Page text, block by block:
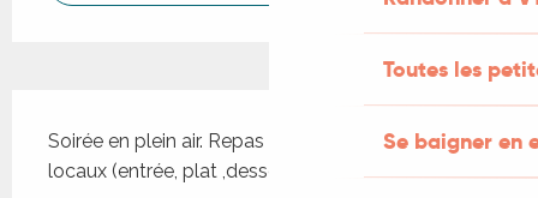
Toutes les
Se baigner en
Soirée en plein air. Repas à base de produits
locaux (entrée, plat ,dessert, café).